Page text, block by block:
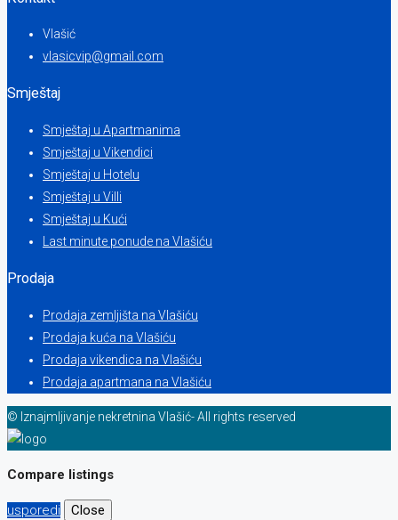
Vlašić
vlasicvip@gmail.com
Smještaj
Smještaj u Apartmanima
Smještaj u Vikendici
Smještaj u Hotelu
Smještaj u Villi
Smještaj u Kući
Last minute ponude na Vlašiću
Prodaja
Prodaja zemljišta na Vlašiću
Prodaja kuća na Vlašiću
Prodaja vikendica na Vlašiću
Prodaja apartmana na Vlašiću
© Iznajmljivanje nekretnina Vlašić- All rights reserved
Compare listings
usporedi
Close